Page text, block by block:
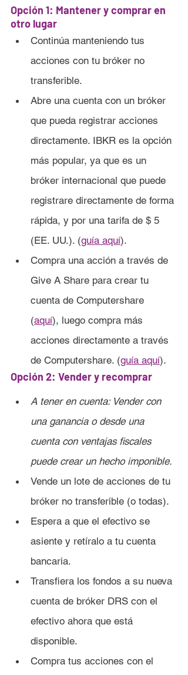
Opción 1: Mantener y comprar en
otro lugar
Continúa manteniendo tus
acciones con tu bróker no
transferible.
Abre una cuenta con un bróker
que pueda registrar acciones
directamente. IBKR es la opción
más popular, ya que es un
bróker internacional que puede
registrare directamente de forma
rápida, y por una tarifa de $ 5
(EE. UU.). (guía aquí).
Compra una acción a través de
Give A Share para crear tu
cuenta de Computershare
(aquí), luego compra más
acciones directamente a través
de Computershare. (guía aquí).
Opción 2: Vender y recomprar
A tener en cuenta: Vender con
una ganancia o desde una
cuenta con ventajas fiscales
puede crear un hecho imponible.
Vende un lote de acciones de tu
bróker no transferible (o todas).
Espera a que el efectivo se
asiente y retíralo a tu cuenta
bancaria.
Transfiera los fondos a su nueva
cuenta de bróker DRS con el
efectivo ahora que está
disponible.
Compra tus acciones con el